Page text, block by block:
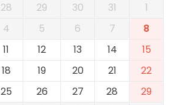
28 29 30 31
1
4 5 6 7
8
11 12 13 14
15
18 19 20 21
22
25 26 27 28
29